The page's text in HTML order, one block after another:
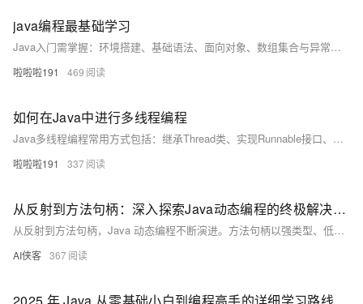
java编程最基础学习
Java入门需掌握：环境搭建、基础语法、面向对象、数组集合与异常处理。通过实践编写简单程序，逐步深入学习，打牢编程基础。
啦啦啦191 469
如何在Java中进行多线程编程
Java多线程编程常用方式包括：继承Thread类、实现Runnable接口、Callable接口（可返回结果）及使用线程池。推荐线程池以提升性能，避免频繁创建线程。结合同步与通信机制，可有效管理并发任务。
啦啦啦191 337
从反射到方法句柄：深入探索Java动态编程的终极解决方案
从反射到方法句柄，Java 动态编程不断演进。方法句柄以强类型、低开销、易优化的特性，解决反射性能差、类型弱、安全性低等问题，结合 `invokedynamic` 成为支撑 Lambda 与动态语言的终极方案。
AI侠客 367